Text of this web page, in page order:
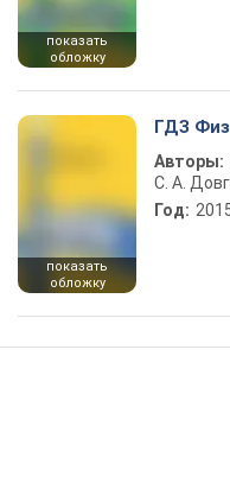
показать
обложку
показать
обложку
ГДЗ
Авторы:
С. А.
Год: